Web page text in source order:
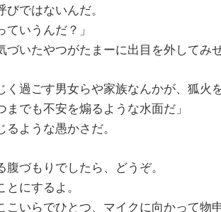
ではないんだ。
いうんだ？」
いたやつがたまーに出目を外してみ
く過ごす男女らや家族なんかが、狐火
でも不安を煽るような水面だ」
ような愚かさだ。
づもりでしたら、どうぞ。
にするよ。
いらでひとつ、マイクに向かって物